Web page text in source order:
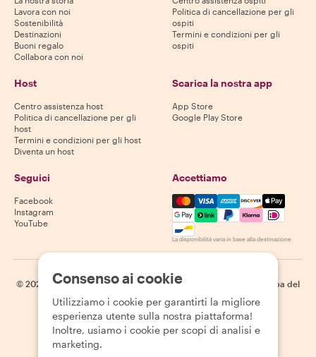
Lavora con noi
Sostenibilità
Destinazioni
Buoni regalo
Collabora con noi
Politica di cancellazione per gli
ospiti
Termini e condizioni per gli
ospiti
Host
Centro assistenza host
Politica di cancellazione per gli
host
Termini e condizioni per gli host
Diventa un host
Scarica la nostra app
App Store
Google Play Store
Seguici
Facebook
Instagram
YouTube
Accettiamo
Mastercard, Visa, Amex,
La disponibilità varia in base alla destinazione
© 2026 Withlocals.com | Informativa sulla privacy
Mappa del
Consenso ai cookie
Utilizziamo i cookie per garantirti la migliore
esperienza utente sulla nostra piattaforma!
Inoltre, usiamo i cookie per scopi di analisi e
marketing.